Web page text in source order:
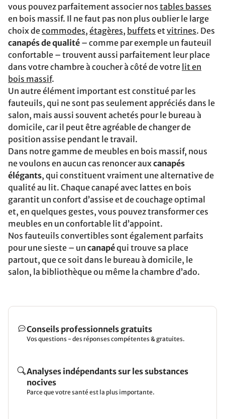
vous pouvez parfaitement associer nos tables basses
en bois massif. Il ne faut pas non plus oublier le large
choix decommodes, étagères, buffets etvitrines. Des
canapés de qualité – comme par exemple un fauteuil
confortable – trouvent aussi parfaitement leur place
dans votre chambre à coucher à côté de votre lit en
bois massif.
Un autre élément important est constitué par les
fauteuils, qui ne sont pas seulement appréciés dans le
salon, mais aussi souvent achetés pour le bureau à
domicile, car il peut être agréable de changer de
position assise pendant le travail.
Dans notre gamme de meubles en bois massif, nous
ne voulons en aucun cas renoncer auxcanapés
élégants, qui constituent vraiment une alternative de
qualité au lit. Chaque canapé avec lattes en bois
garantit un confort d’assise et de couchage optimal
et, en quelques gestes, vous pouvez transformer ces
meubles en un confortable lit d’appoint.
Nos fauteuils convertibles sont également parfaits
pour une sieste – un canapéqui trouve sa place
partout, que ce soit dans le bureau à domicile, le
salon, la bibliothèque ou même la chambre d’ado.
Conseils professionnels gratuits
Vos questions - des réponses compétentes & gratuites.
Analyses indépendants sur les substances
nocives
Parce que votre santé est la plus importante.